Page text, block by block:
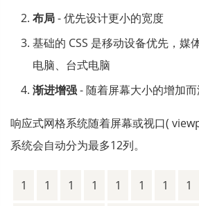
布局- 优先设计更小的宽度
基础的 CSS 是移动设备优先，媒
电脑、台式电脑
渐进增强- 随着屏幕大小的增加
响应式网格系统随着屏幕或视口(
系统会自动分为最多12列。
1 1 1 1 1 1 1 1